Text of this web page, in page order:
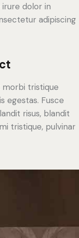
dolor in
adipiscing
morbi tristique
egestas. Fusce
risus, blandit
tristique, pulvinar